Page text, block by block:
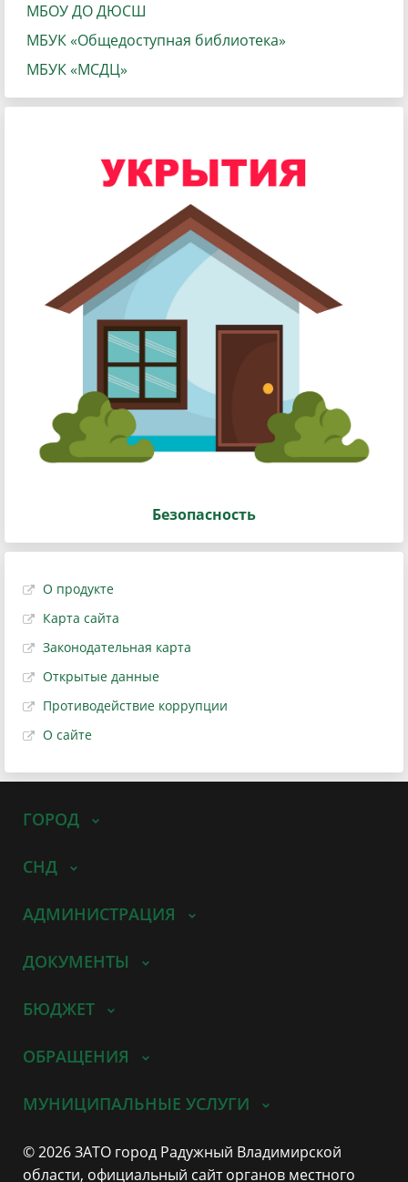
МБОУ ДО ДЮСШ
МБУК «Общедоступная библиотека»
МБУК «МСДЦ»
Безопасность
О продукте
Карта сайта
Законодательная карта
Открытые данные
Противодействие коррупции
О сайте
ГОРОД
СНД
АДМИНИСТРАЦИЯ
ДОКУМЕНТЫ
БЮДЖЕТ
ОБРАЩЕНИЯ
МУНИЦИПАЛЬНЫЕ УСЛУГИ
© 2026 ЗАТО город Радужный Владимирской
области, официальный сайт органов местного